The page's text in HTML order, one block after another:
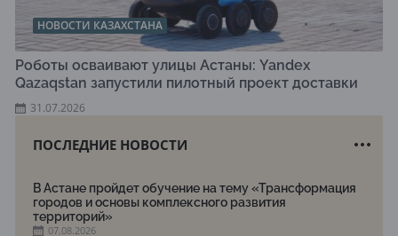
НОВОСТИ КАЗАХСТАНА
Роботы осваивают улицы Астаны: Yandex
Qazaqstan запустили пилотный проект доставки
31.07.2026
ПОСЛЕДНИЕ НОВОСТИ
В Астане пройдет обучение на тему «Трансформация
городов и основы комплексного развития
территорий»
07.08.2026